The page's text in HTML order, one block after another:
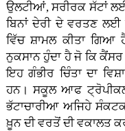
ਉਲਟੀਆਂ, ਸਰੀਰਕ ਸੱਟਾਂ
ਬਿਨਾਂ ਦੇਰੀ ਦੇ ਵਰਤਣ ਲਈ
ਵਿੱਚ ਸ਼ਾਮਲ ਕੀਤਾ ਗਿਆ
ਨੁਕਸਾਨ ਹੁੰਦਾ ਹੈ ਜੋ ਕਿ
ਇਹ ਗੰਭੀਰ ਚਿੰਤਾ ਦਾ
ਹਨ। ਸਕੂਲ ਆਫ
ਭੱਟਾਚਾਰੀਆ ਅਜਿਹੇ
ਖ਼ੂਨ ਦੀ ਵਰਤੋਂ ਦੀ ਵਕਾਲਤ